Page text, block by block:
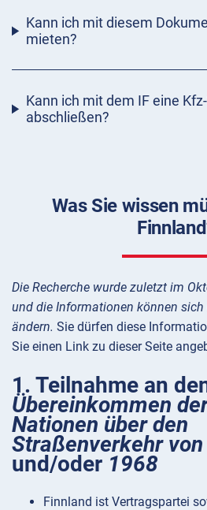
Kann ich mit diesem
mieten?
Kann ich mit dem IF eine
abschließen?
Was Sie wissen
Die Recherche wurde zuletzt im
und die Informationen können sich
ändern. Sie dürfen diese
Sie einen Link zu dieser Seite
1. Teilnahme an
Übereinkommen
Nationen über den
Straßenverkehr
und/oder 1968
Finnland ist Vertragspartei